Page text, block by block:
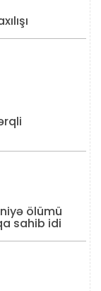
ölümü
sahib idi